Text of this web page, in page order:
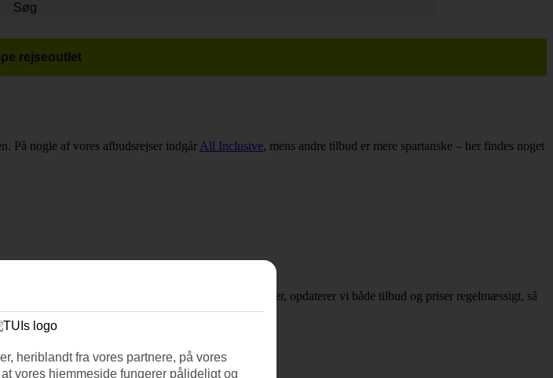
Søg
rejseoutlet
På nogle af vores afbudsrejser indgår All Inclusive, mens andre tilbud er mere spartanske – her findes noget
turen til dine ønsker. Da det handler om afbudsrejser, opdaterer vi både tilbud og priser regelmæssigt, så
heriblandt fra vores partnere, på vores
vores hjemmeside fungerer pålideligt og